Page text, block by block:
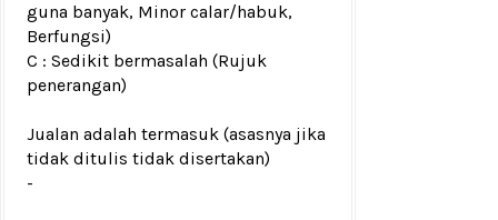
guna banyak, Minor calar/habuk,
Berfungsi)
C : Sedikit bermasalah (Rujuk
penerangan)
Jualan adalah termasuk (asasnya jika
tidak ditulis tidak disertakan)
-